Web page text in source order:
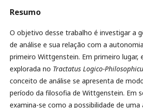
Resumo
O objetivo desse trabalho é investigar a
de análise e sua relação com a
primeiro Wittgenstein. Em primeiro lugar,
explorada no Tractatus Logico-
conceito de análise se apresenta de
período da filosofia de Wittgenstein. Em
examina-se como a possibilidade de uma